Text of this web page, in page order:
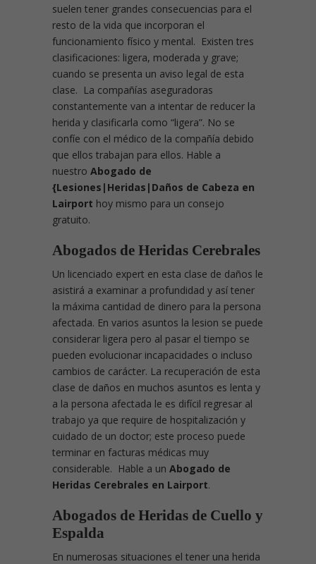
suelen tener grandes consecuencias para el
resto de la vida que incorporan el
funcionamiento físico y mental. Existen tres
clasificaciones: ligera, moderada y grave;
cuando se presenta un aviso legal de esta
clase. La compañías aseguradoras
constantemente van a intentar de reducer la
herida y clasificarla como “ligera”. No se
confíe con el médico de la compañía debido
que ellos trabajan para ellos. Hable a
nuestro Abogado de
{Lesiones|Heridas|Daños de Cabeza en
Lairport hoy mismo para un consejo
gratuito.
Abogados de Heridas Cerebrales
Un licenciado expert en esta clase de daños le
asistirá a examinar a profundidad y así tener
la máxima cantidad de dinero para la persona
afectada. En varios asuntos la lesion se puede
considerar ligera pero al pasar el tiempo se
pueden evolucionar incapacidades o incluso
cambios de carácter. La recuperación de esta
clase de daños en muchos asuntos es lenta y
a la persona afectada le es difícil regresar al
trabajo ya que require de hospitalización y
cuidado de un doctor; este proceso puede
terminar en facturas médicas muy
considerable. Hable a un Abogado de
Heridas Cerebrales en Lairport.
Abogados de Heridas de Cuello y
Espalda
En numerosas situaciones el tener una herida